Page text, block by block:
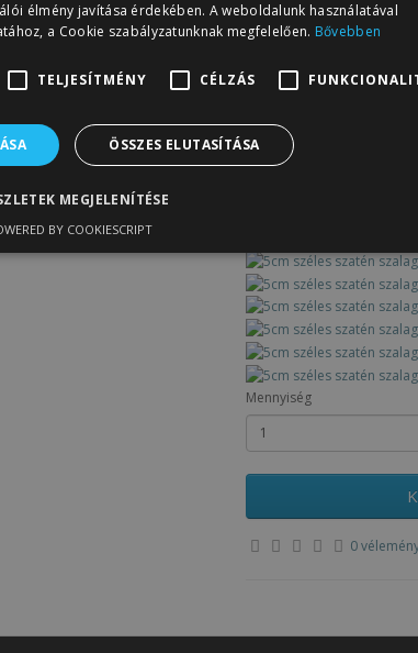
Mennyiség
0
élmény javítása érdekében. A weboldalunk használatával
a Cookie szabályzatunknak megfelelően. Bővebben
TELJESÍTMÉNY CÉLZÁS
ÖSSZES ELUTASÍTÁSA
MEGJELENÍTÉSE
BY COOKIESCRIPT